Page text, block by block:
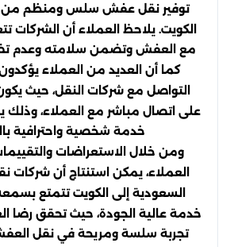
توفير نقل عفش سلس ومنظم من
الكويت. يلاحظ العملاء أن الشركات
مع العفش وتضمن سلامته وعدم
كما أن العديد من العملاء
التواصل مع شركات النقل، حيث
على اتصال مباشر مع العملاء،
خدمة شخصية واحترافية
ومن خلال الاستعراضات
العملاء، يمكن استنتاج أن
السعودية إلى الكويت تتمتع
خدمة عالية الجودة، حيث تحقق رضا
تجربة سلسة ومريحة في نقل